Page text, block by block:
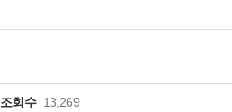
조회수 13,269